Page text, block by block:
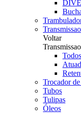
Transmissao
Voltar
Transmissao
Trocador
Tubos
Tulipas
Óleos